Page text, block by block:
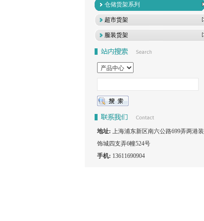
仓储货架系列
超市货架
服装货架
地址: 上海浦东新区南六公路699弄两港装
饰城四支弄6幢524号
手机: 13611690904